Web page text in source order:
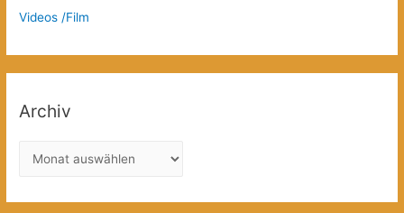
Videos /Film
Archiv
c